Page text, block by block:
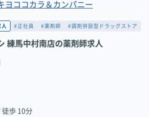
ヨココカラ＆カンパニー
#正社員 #薬剤師 #調剤併設型ドラッグストア
練馬中村南店の薬剤師求人
徒歩 10分